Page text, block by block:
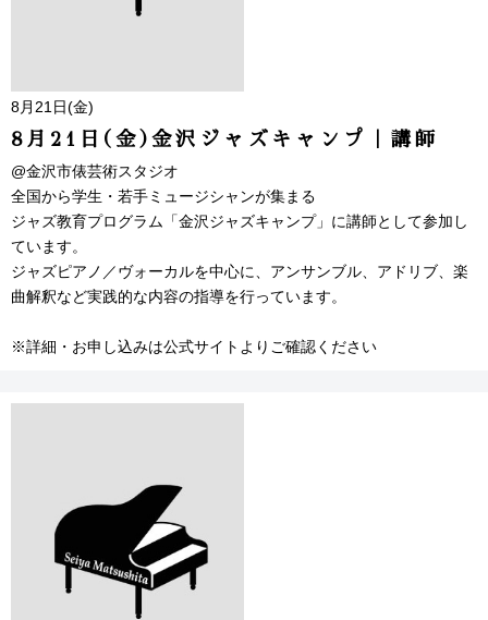
8月21日(金)
8月21日(金)金沢ジャズキャンプ｜講師
@金沢市俵芸術スタジオ
全国から学生・若手ミュージシャンが集まる
ジャズ教育プログラム「金沢ジャズキャンプ」に講師として参加し
ています。
ジャズピアノ／ヴォーカルを中心に、アンサンブル、アドリブ、楽
曲解釈など実践的な内容の指導を行っています。
※詳細・お申し込みは公式サイトよりご確認ください